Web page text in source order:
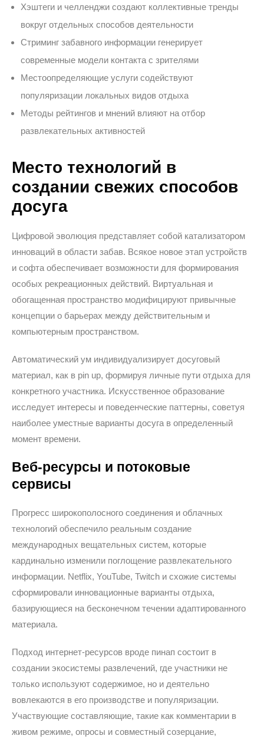
Хэштеги и челленджи создают коллективные тренды
вокруг отдельных способов деятельности
Стриминг забавного информации генерирует
современные модели контакта с зрителями
Местоопределяющие услуги содействуют
популяризации локальных видов отдыха
Методы рейтингов и мнений влияют на отбор
развлекательных активностей
Место технологий в
создании свежих способов
досуга
Цифровой эволюция представляет собой катализатором
инноваций в области забав. Всякое новое этап устройств
и софта обеспечивает возможности для формирования
особых рекреационных действий. Виртуальная и
обогащенная пространство модифицируют привычные
концепции о барьерах между действительным и
компьютерным пространством.
Автоматический ум индивидуализирует досуговый
материал, как в pin up, формируя личные пути отдыха для
конкретного участника. Искусственное образование
исследует интересы и поведенческие паттерны, советуя
наиболее уместные варианты досуга в определенный
момент времени.
Веб-ресурсы и потоковые
сервисы
Прогресс широкополосного соединения и облачных
технологий обеспечило реальным создание
международных вещательных систем, которые
кардинально изменили поглощение развлекательного
информации. Netflix, YouTube, Twitch и схожие системы
сформировали инновационные варианты отдыха,
базирующиеся на бесконечном течении адаптированного
материала.
Подход интернет-ресурсов вроде пинап состоит в
создании экосистемы развлечений, где участники не
только используют содержимое, но и деятельно
вовлекаются в его производстве и популяризации.
Участвующие составляющие, такие как комментарии в
живом режиме, опросы и совместный созерцание,